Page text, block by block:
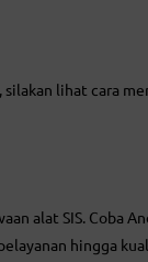
lihat cara
alat SIS. Coba
hingga